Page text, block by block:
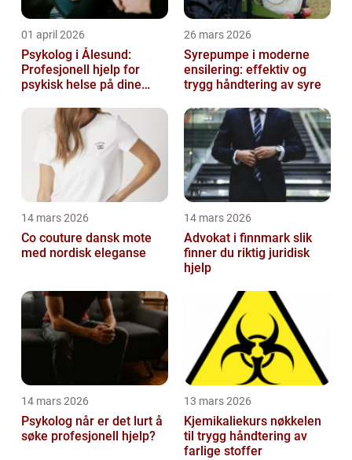
01 april 2026
Psykolog i Ålesund:
Profesjonell hjelp for
psykisk helse på dine
26 mars 2026
Syrepumpe i moderne
ensilering: effektiv og
trygg håndtering av syre
14 mars 2026
Co couture dansk mote
med nordisk eleganse
14 mars 2026
Advokat i finnmark slik
finner du riktig juridisk
hjelp
14 mars 2026
Psykolog når er det lurt å
søke profesjonell hjelp?
13 mars 2026
Kjemikaliekurs nøkkelen
til trygg håndtering av
farlige stoffer